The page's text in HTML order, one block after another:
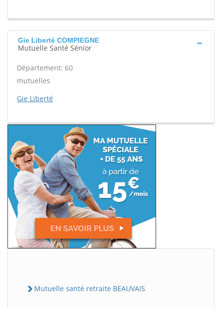
Gie Liberté COMPIEGNE
Mutuelle Santé Sénior
Département: 60
mutuelles
Gie Liberté
Mutuelle santé retraite BEAUVAIS